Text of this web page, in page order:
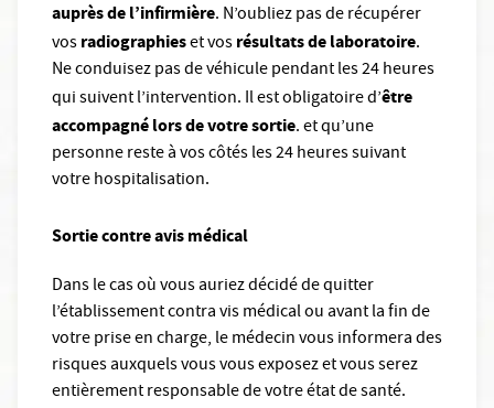
auprès de l’infirmière. N’oubliez pas de récupérer
vosradiographieset vosrésultats de laboratoire.
Ne conduisez pas de véhicule pendant les 24 heures
qui suivent l’intervention. Il est obligatoire d’être
accompagné lors de votre sortie. et qu’une
personne reste à vos côtés les 24 heures suivant
votre hospitalisation.
Sortie contre avis médical
Dans le cas où vous auriez décidé de quitter
l’établissement contra vis médical ou avant la fin de
votre prise en charge, le médecin vous informera des
risques auxquels vous vous exposez et vous serez
entièrement responsable de votre état de santé.